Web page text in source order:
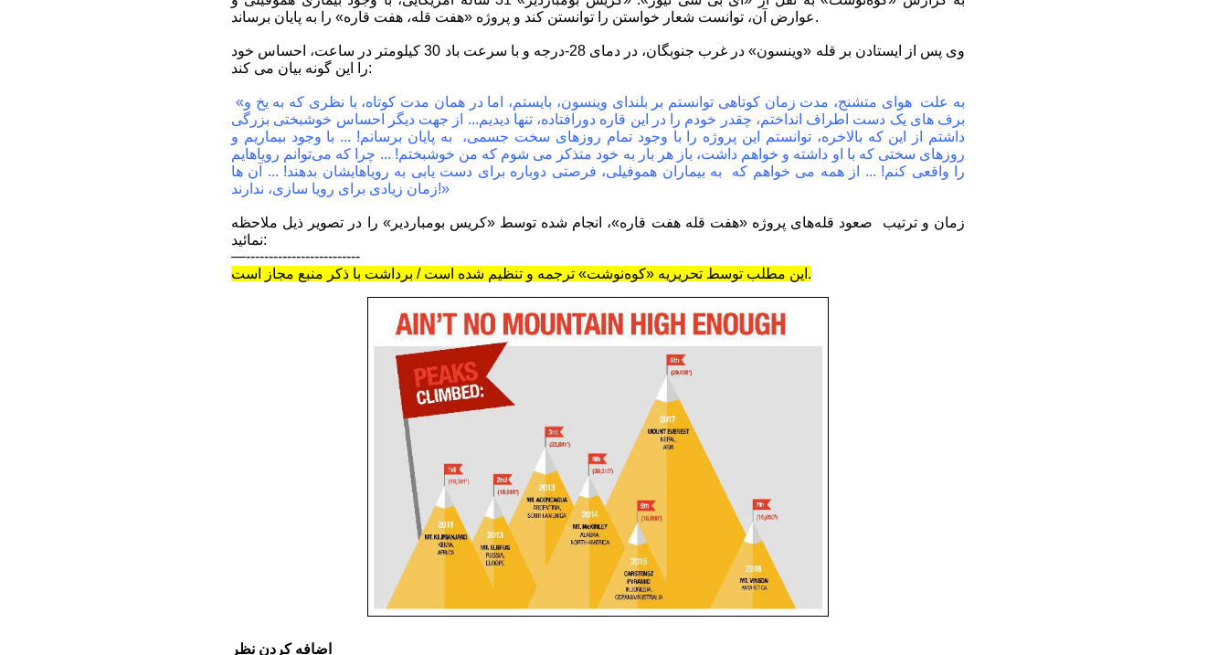
عوارض آن، توانست شعار خواستن را توانستن کند و پروژه «هفت قله، هفت قاره» را به پایان برساند.
وی پس از ایستادن بر قله «وینسون» در غرب جنوبگان، در دمای 28-درجه و با سرعت باد 30 کیلومتر در ساعت، احساس خود
را این گونه بیان می کند:
«به علت هوای متشنج، مدت زمان کوتاهی توانستم بر بلندای وینسون، بایستم، اما در همان مدت کوتاه، با نظری که به یخ و
برف های یک دست اطراف انداختم، چقدر خودم را در این قاره دورافتاده، تنها دیدیم... از جهت دیگر احساس خوشبختی بزرگی
داشتم از این که بالاخره، توانستم این پروژه را با وجود تمام روزهای سخت جسمی، به پایان برسانم! ... با وجود بیماریم و
روزهای سختی که با او داشته و خواهم داشت، باز هر بار به خود متذکر می شوم که من خوشبختم! ... چرا که می‌توانم رویاهایم
را واقعی کنم! ... از همه می خواهم که به بیماران هموفیلی، فرصتی دوباره برای دست یابی به رویاهایشان بدهند! ... آن ها
زمان زیادی برای رویا سازی، ندارند!»
زمان و ترتیب صعود قله‌های پروژه «هفت قله هفت قاره»، انجام شده توسط «کریس بومباردیر» را در تصویر ذیل ملاحظه
نمائید:
—-------------------------
این مطلب توسط تحریریه «کوه‌نوشت» ترجمه و تنظیم شده است / برداشت با ذکر منبع مجاز است.
اضافه کردن نظر